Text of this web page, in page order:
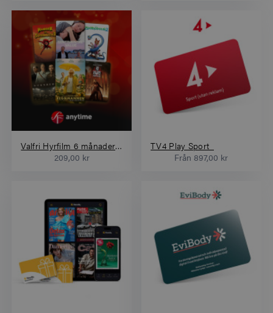
Valfri Hyrfilm 6 månader 6 filmer
209,00 kr
TV4 Play Sport
Från 897,00 kr